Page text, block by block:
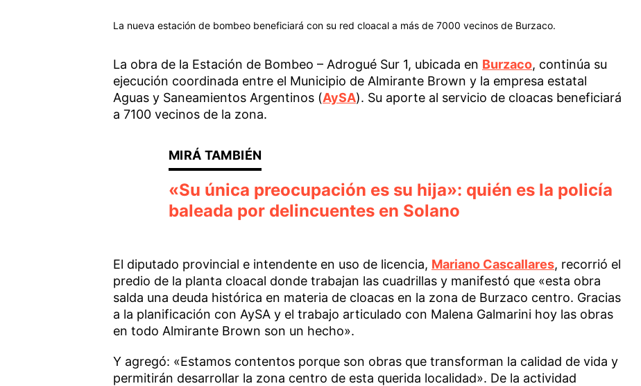
La nueva estación de bombeo beneficiará con su red cloacal a más de 7000 vecinos de Burzaco.
La obra de la Estación de Bombeo – Adrogué Sur 1, ubicada en Burzaco, continúa su
ejecución coordinada entre el Municipio de Almirante Brown y la empresa estatal
Aguas y Saneamientos Argentinos (AySA). Su aporte al servicio de cloacas beneficiará
a 7100 vecinos de la zona.
«Su única preocupación es su hija»: quién es la policía
baleada por delincuentes en Solano
El diputado provincial e intendente en uso de licencia, Mariano Cascallares, recorrió el
predio de la planta cloacal donde trabajan las cuadrillas y manifestó que «esta obra
salda una deuda histórica en materia de cloacas en la zona de Burzaco centro. Gracias
a la planificación con AySA y el trabajo articulado con Malena Galmarini hoy las obras
en todo Almirante Brown son un hecho».
Y agregó: «Estamos contentos porque son obras que transforman la calidad de vida y
permitirán desarrollar la zona centro de esta querida localidad». De la actividad